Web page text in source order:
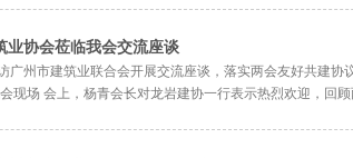
协会莅临我会交流座谈
广州市建筑业联合会开展交流座谈，落实两会友好共建
现场 会上，杨青会长对龙岩建协一行表示热烈欢迎，回